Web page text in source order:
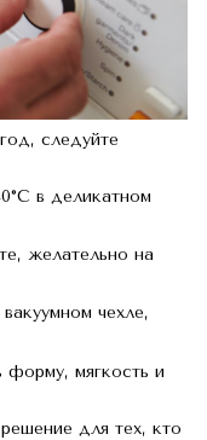
следуйте
в деликатном
желательно на
чехле,
форму, мягкость и
для тех, кто